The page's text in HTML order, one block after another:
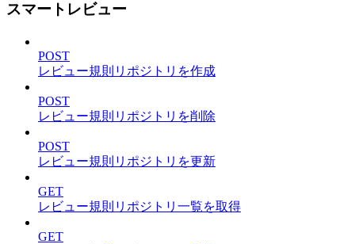
スマートレビュー
POST
レビュー規則リポジトリを作成
POST
レビュー規則リポジトリを削除
POST
レビュー規則リポジトリを更新
GET
レビュー規則リポジトリ一覧を取得
GET